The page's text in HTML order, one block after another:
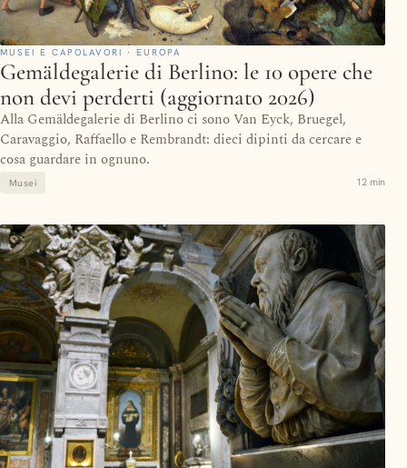
MUSEI E CAPOLAVORI · EUROPA
Gemäldegalerie di Berlino: le 10 opere che
non devi perderti (aggiornato 2026)
Alla Gemäldegalerie di Berlino ci sono Van Eyck, Bruegel,
Caravaggio, Raffaello e Rembrandt: dieci dipinti da cercare e
cosa guardare in ognuno.
Musei 12 min